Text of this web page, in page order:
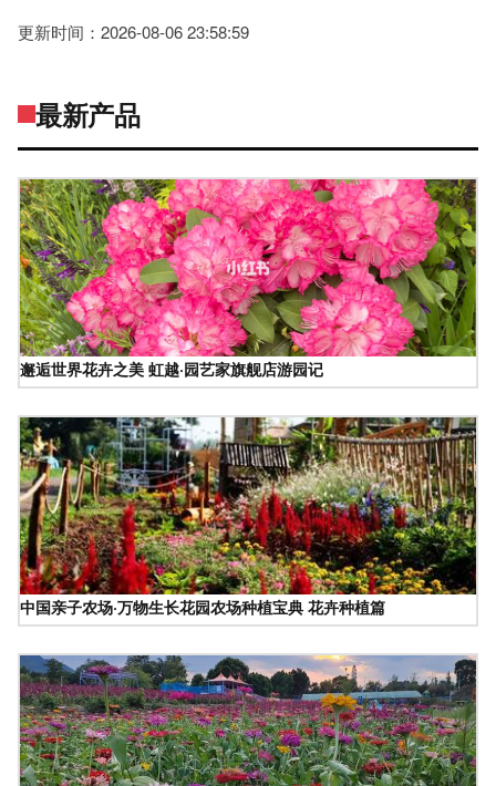
更新时间：2026-08-06 23:58:59
最新产品
邂逅世界花卉之美 虹越·园艺家旗舰店游园记
中国亲子农场·万物生长花园农场种植宝典 花卉种植篇